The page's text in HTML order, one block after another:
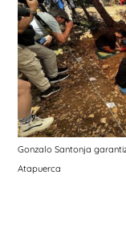
Gonzalo Santonja
Atapuerca